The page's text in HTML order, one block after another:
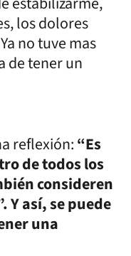
los dolores
no tuve mas
de tener un
reflexión:“Es
de todos los
consideren
Y así, se puede
una